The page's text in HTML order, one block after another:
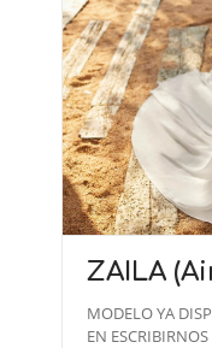
ZAILA
MODELO YA
EN